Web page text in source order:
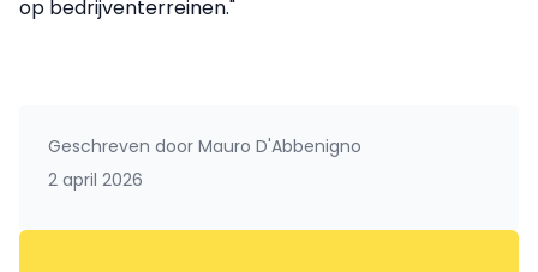
op bedrijventerreinen."
Geschreven door Mauro D'Abbenigno
2 april 2026